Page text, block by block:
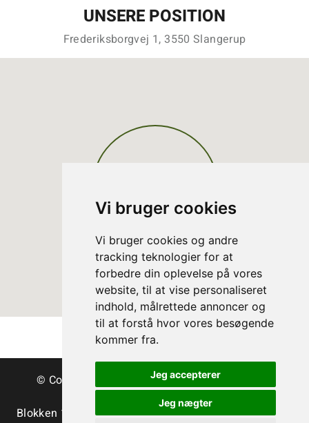
Vi bruger cookies
Vi bruger cookies og andre
tracking teknologier for at
forbedre din oplevelse på vores
website, til at vise personaliseret
indhold, målrettede annoncer og
til at forstå hvor vores besøgende
kommer fra.
Jeg accepterer
Jeg nægter
UNSERE POSITION
Frederiksborgvej 1, 3550 Slangerup
© Copyright Dänische Christbäume - Bäume &
Schnittgrün
Blokken 15 | DK-3460 Birkerød | Tlf.:+45 45 35 24 12